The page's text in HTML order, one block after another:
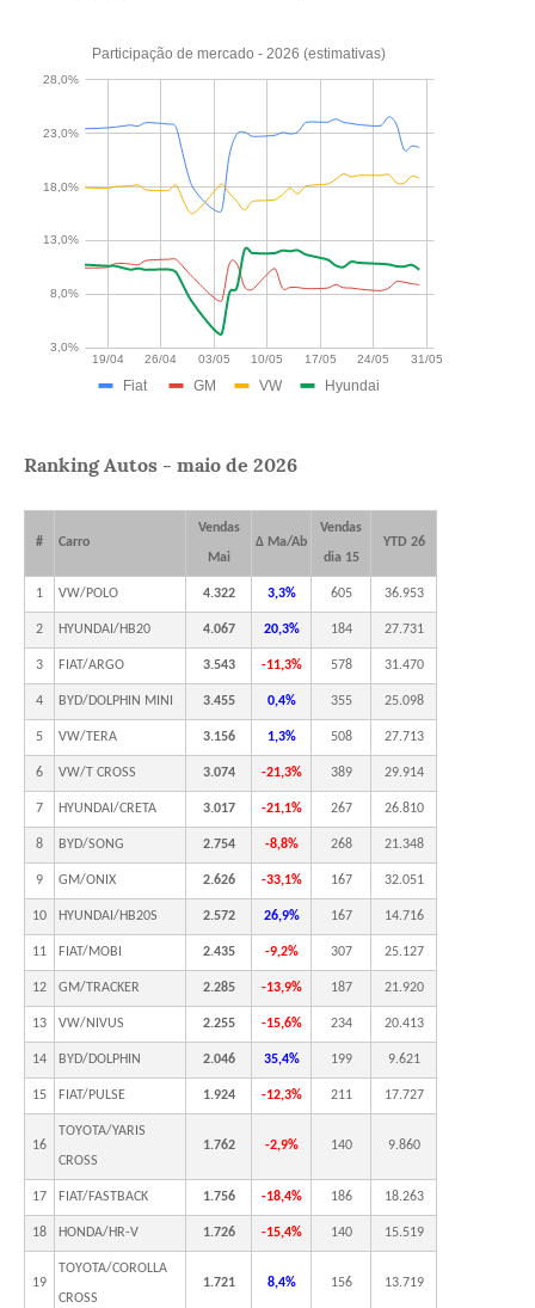
Ranking Autos - maio de 2026
# Carro
Vendas
Mai
Δ Ma/Ab
Vendas
dia 15
YTD 26
1 VW/POLO 4.322 3,3% 605 36.953
2 HYUNDAI/HB20 4.067 20,3% 184 27.731
3 FIAT/ARGO 3.543 -11,3% 578 31.470
4 BYD/DOLPHIN MINI 3.455 0,4% 355 25.098
5 VW/TERA 3.156 1,3% 508 27.713
6 VW/T CROSS 3.074 -21,3% 389 29.914
7 HYUNDAI/CRETA 3.017 -21,1% 267 26.810
8 BYD/SONG 2.754 -8,8% 268 21.348
9 GM/ONIX 2.626 -33,1% 167 32.051
10 HYUNDAI/HB20S 2.572 26,9% 167 14.716
11 FIAT/MOBI 2.435 -9,2% 307 25.127
12 GM/TRACKER 2.285 -13,9% 187 21.920
13 VW/NIVUS 2.255 -15,6% 234 20.413
14 BYD/DOLPHIN 2.046 35,4% 199 9.621
15 FIAT/PULSE 1.924 -12,3% 211 17.727
16
TOYOTA/YARIS
CROSS
1.762 -2,9% 140 9.860
17 FIAT/FASTBACK 1.756 -18,4% 186 18.263
18 HONDA/HR-V 1.726 -15,4% 140 15.519
19
TOYOTA/COROLLA
CROSS
1.721 8,4% 156 13.719